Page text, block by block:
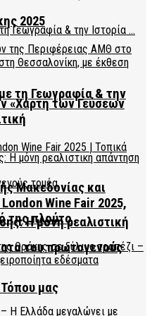
τη Γεωγραφία & την
Η μόνη ρεαλιστική
του πρωτογενούς
2025
«Χάρτη των Γεύσεων
Μακεδονίας και
Wine Fair 2025,
της πλούτο
μας